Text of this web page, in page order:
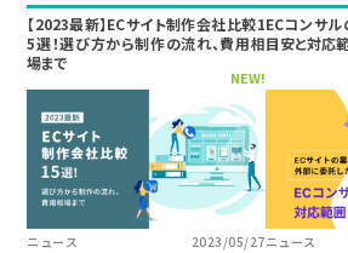
【2023最新】ECサイト制作会社比較1
5選！選び方から制作の流れ、費用相
場まで
NEW!
ニュース 2023/05/27
ECコンサ
目安と対応
ニュース